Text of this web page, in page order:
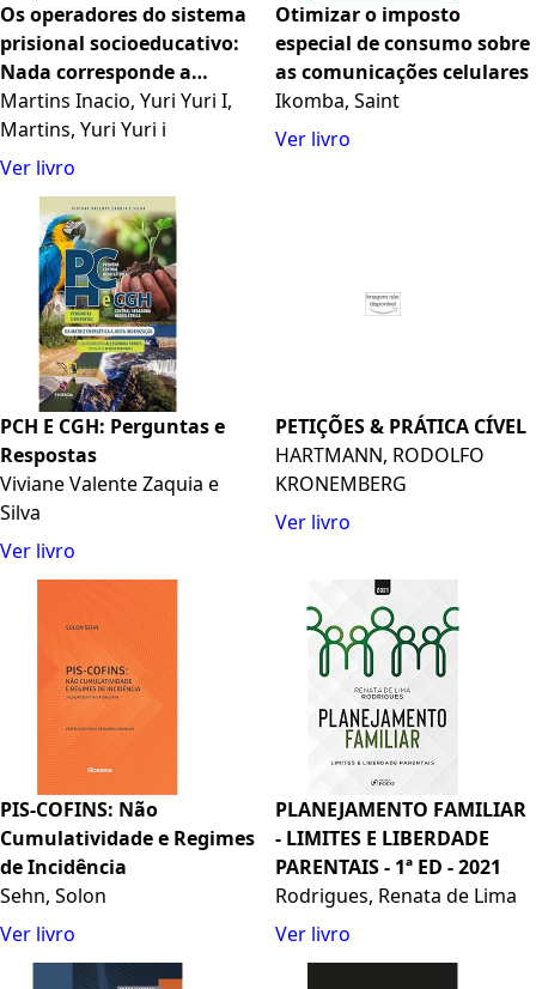
Os operadores do sistema
prisional socioeducativo:
Nada corresponde a
realidade. (Portuguese
Edition)
Martins Inacio, Yuri Yuri I,
Martins, Yuri Yuri i
Ver livro
Otimizar o imposto
especial de consumo sobre
as comunicações celulares
Ikomba, Saint
Ver livro
PCH E CGH: Perguntas e
Respostas
Viviane Valente Zaquia e
Silva
Ver livro
PETIÇÕES & PRÁTICA CÍVEL
HARTMANN, RODOLFO
KRONEMBERG
Ver livro
PIS-COFINS: Não
Cumulatividade e Regimes
de Incidência
Sehn, Solon
Ver livro
PLANEJAMENTO FAMILIAR
- LIMITES E LIBERDADE
PARENTAIS - 1ª ED - 2021
Rodrigues, Renata de Lima
Ver livro